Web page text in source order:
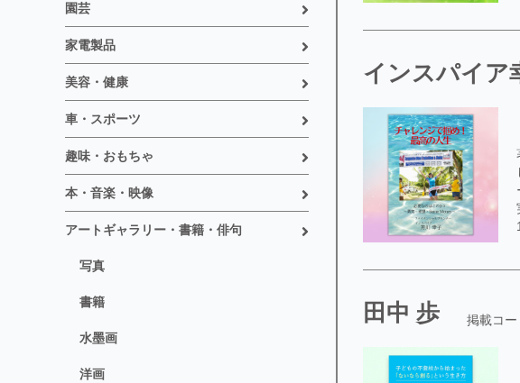
園芸
家電製品
美容・健康
車・スポーツ
趣味・おもちゃ
本・音楽・映像
アートギャラリー・書籍・俳句
写真
書籍
水墨画
洋画
インスパイア
田中 歩 掲載コ